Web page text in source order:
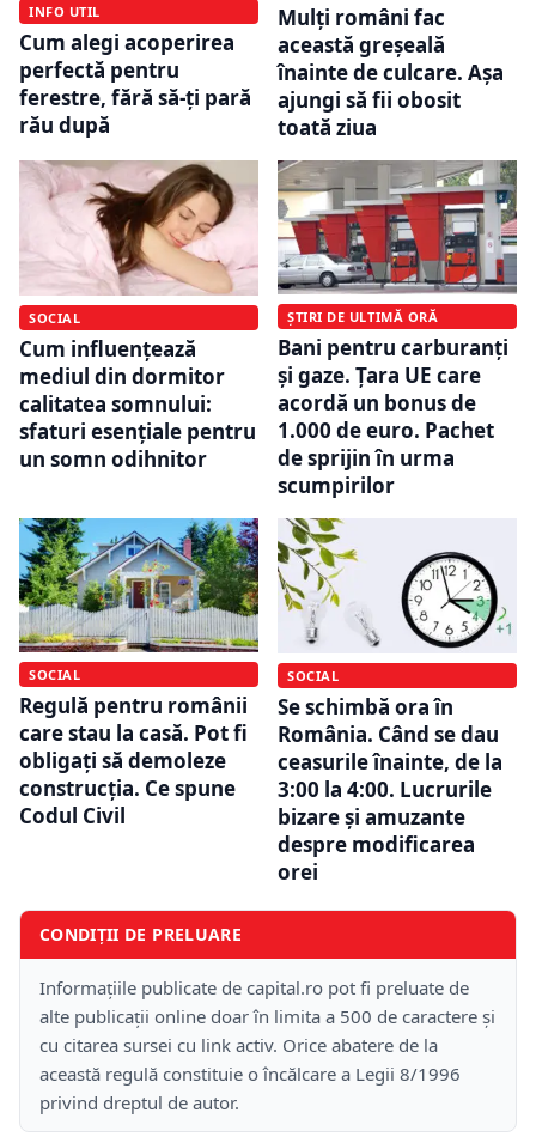
INFO UTIL
Cum alegi acoperirea
perfectă pentru
ferestre, fără să-ți pară
rău după
Mulți români fac
această greșeală
înainte de culcare. Așa
ajungi să fii obosit
toată ziua
SOCIAL
Cum influențează
mediul din dormitor
calitatea somnului:
sfaturi esențiale pentru
un somn odihnitor
ȘTIRI DE ULTIMĂ ORĂ
Bani pentru carburanți
și gaze. Țara UE care
acordă un bonus de
1.000 de euro. Pachet
de sprijin în urma
scumpirilor
SOCIAL
Regulă pentru românii
care stau la casă. Pot fi
obligați să demoleze
construcția. Ce spune
Codul Civil
SOCIAL
Se schimbă ora în
România. Când se dau
ceasurile înainte, de la
3:00 la 4:00. Lucrurile
bizare și amuzante
despre modificarea
orei
CONDIȚII DE PRELUARE
Informațiile publicate de capital.ro pot fi preluate de
alte publicații online doar în limita a 500 de caractere și
cu citarea sursei cu link activ. Orice abatere de la
această regulă constituie o încălcare a Legii 8/1996
privind dreptul de autor.